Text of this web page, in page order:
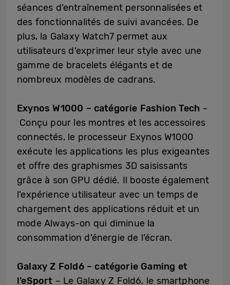
séances d’entraînement personnalisées et
des fonctionnalités de suivi avancées. De
plus, la Galaxy Watch7 permet aux
utilisateurs d’exprimer leur style avec une
gamme de bracelets élégants et de
nombreux modèles de cadrans.
Exynos W1000 – catégorie Fashion Tech –
Conçu pour les montres et les accessoires
connectés, le processeur Exynos W1000
exécute les applications les plus exigeantes
et offre des graphismes 3D saisissants
grâce à son GPU dédié. Il booste également
l’expérience utilisateur avec un temps de
chargement des applications réduit et un
mode Always-on qui diminue la
consommation d’énergie de l’écran.
Galaxy Z Fold6 – catégorie Gaming et
l’eSport – Le Galaxy Z Fold6, le smartphone